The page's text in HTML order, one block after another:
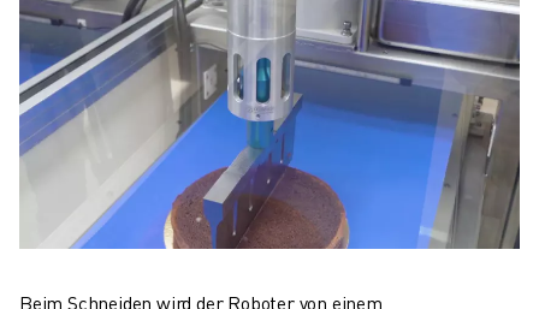
Beim Schneiden wird der Roboter von einem